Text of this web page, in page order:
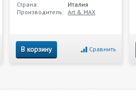
Страна:
Италия
Производитель: Art & MAX
В корзину Сравнить